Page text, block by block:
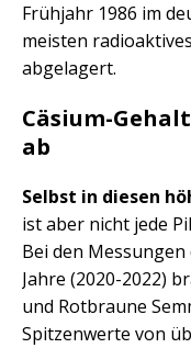
Frühjahr 1986 im
meisten
abgelagert.
Cäsium-
ab
Selbst in diesen
ist aber nicht jede
Bei den
Jahre (2020-2022)
und Rotbraune
Spitzenwerte von